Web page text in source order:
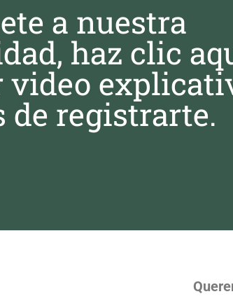
a nuestra
haz clic
video
de registrarte.